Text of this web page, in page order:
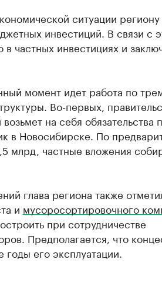
ситуации региону
инвестиций. В связи с
в частных инвестициях и
момент идет работа по
Во-первых,
на себя обязательства
в Новосибирске. По
млрд, частные вложения
глава региона также
и мусоросортировочного
при сотрудничестве
Предполагается, что
его эксплуатации.